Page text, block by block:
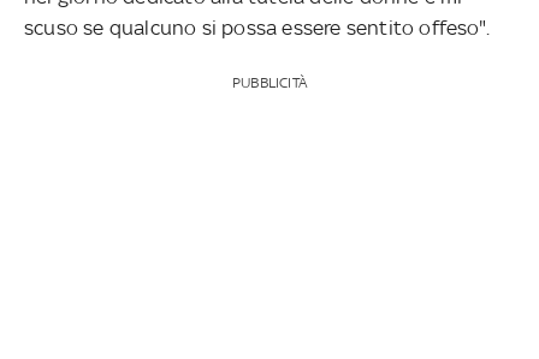
scuso se qualcuno si possa essere sentito offeso".
PUBBLICITÀ